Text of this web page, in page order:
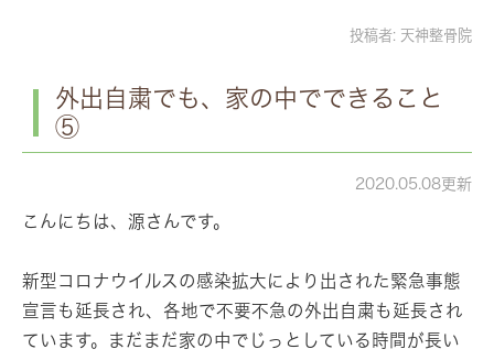
投稿者: 天神整骨院
外出自粛でも、家の中でできること
⑤
2020.05.08更新
こんにちは、源さんです。
新型コロナウイルスの感染拡大により出された緊急事態
宣言も延長され、各地で不要不急の外出自粛も延長され
ています。まだまだ家の中でじっとしている時間が長い